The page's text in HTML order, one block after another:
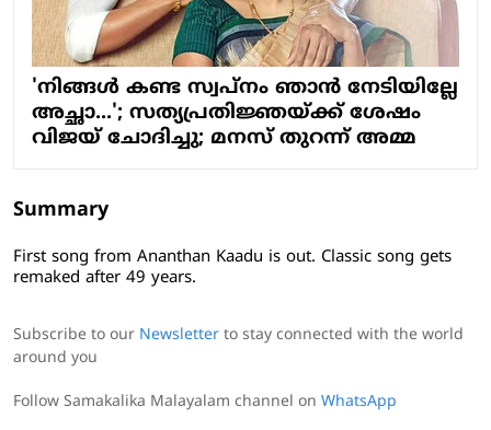
'നിങ്ങള്‍ കണ്ട സ്വപ്‌നം ഞാന്‍ നേടിയില്ലേ
അച്ഛാ...'; സത്യപ്രതിജ്ഞയ്ക്ക് ശേഷം
വിജയ് ചോദിച്ചു; മനസ് തുറന്ന് അമ്മ
Summary
First song from Ananthan Kaadu is out. Classic song gets
remaked after 49 years.
Subscribe to our Newsletter to stay connected with the world
around you
Follow Samakalika Malayalam channel on WhatsApp